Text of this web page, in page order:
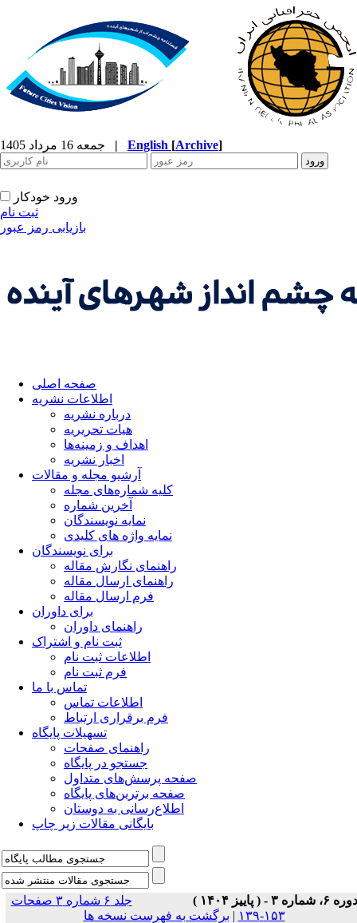
| English [Archive]
ورود خودکار
ثبت نام
بازیابی رمز عبور
صفحه اصلی
اطلاعات نشریه
درباره نشریه
هیات تحریریه
اهداف و زمینه‌ها
اخبار نشریه
آرشیو مجله و مقالات
کلیه شماره‌های مجله
آخرین شماره
نمایه نویسندگان
نمایه واژه های کلیدی
برای نویسندگان
راهنمای نگارش مقاله
راهنمای ارسال مقاله
فرم ارسال مقاله
برای داوران
راهنمای داوران
ثبت نام و اشتراک
اطلاعات ثبت نام
فرم ثبت نام
تماس با ما
اطلاعات تماس
فرم برقراری ارتباط
تسهیلات پایگاه
راهنمای صفحات
جستجو در پایگاه
صفحه پرسش‌های متداول
صفحه برترین‌های پایگاه
اطلاع‌رسانی به دوستان
بایگانی مقالات زیر چاپ
دوره ۶، شماره ۳ - ( پاییز ۱۴۰۴ )
جلد ۶ شماره ۳ صفحات
۱۵۳-۱۳۹
| برگشت به فهرست نسخه ها